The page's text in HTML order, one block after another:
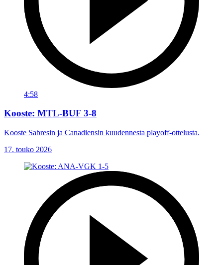
4:58
Kooste: MTL-BUF 3-8
Kooste Sabresin ja Canadiensin kuudennesta playoff-ottelusta.
17. touko 2026